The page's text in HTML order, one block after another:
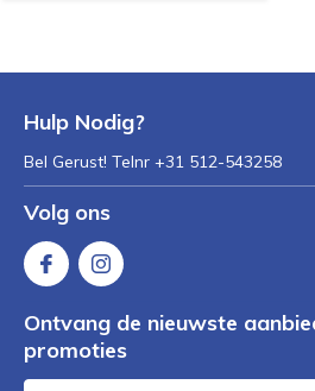
Hulp Nodig?
Bel Gerust! Telnr +31 512-543258
Volg ons
Ontvang de nieuwste
promoties